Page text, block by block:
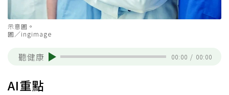
示意圖。
圖／ingimage
聽健康 00:00 / 00:00
AI重點